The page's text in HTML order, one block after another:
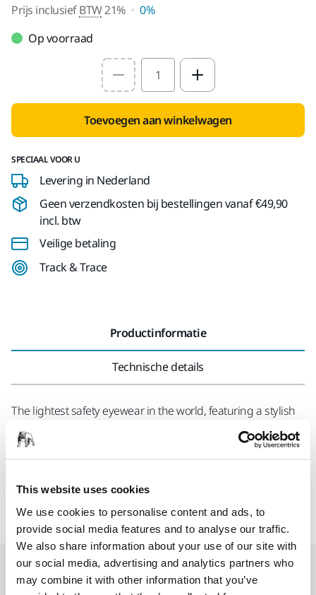
This website uses cookies
We use cookies to personalise content and ads, to
provide social media features and to analyse our traffic.
We also share information about your use of our site with
our social media, advertising and analytics partners who
may combine it with other information that you’ve
Prijs inclusiefBTW21%
0%
Op voorraad
Select quantity value
Toevoegen aan winkelwagen
SPECIAAL VOOR U
Levering in Nederland
Geen verzendkosten bij bestellingen vanaf €49,90
incl. btw
Veilige betaling
Track & Trace
Productinformatie
Technische details
The lightest safety eyewear in the world, featuring a stylish
design and narrow sidepieces. Weight 15,8g.
with EN 166, class 1FTN.
Verwante producten